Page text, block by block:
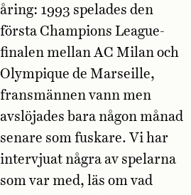
åring: 1993 spelades den
första Champions League-
finalen mellan AC Milan och
Olympique de Marseille,
fransmännen vann men
avslöjades bara någon månad
senare som fuskare. Vi har
intervjuat några av spelarna
som var med, läs om vad